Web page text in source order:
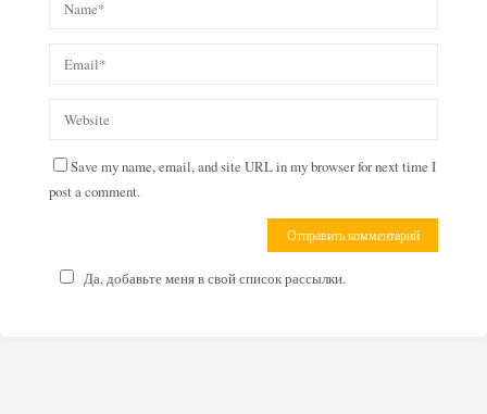
Save my name, email, and site URL in my browser for next time I
post a comment.
Да, добавьте меня в свой список рассылки.